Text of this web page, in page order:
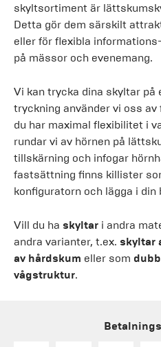
skyltsortiment är
Detta gör dem särskilt
eller för flexibla
på mässor och evenemang.
Vi kan trycka dina skyltar på
tryckning använder vi oss
du har maximal flexibilitet i
rundar vi av hörnen på
tillskärning och infogar
fastsättning finns killister
konfiguratorn och lägga i din
Vill du ha skyltar i andra
andra varianter, t.ex. skyltar
av hårdskum eller som
vågstruktur.